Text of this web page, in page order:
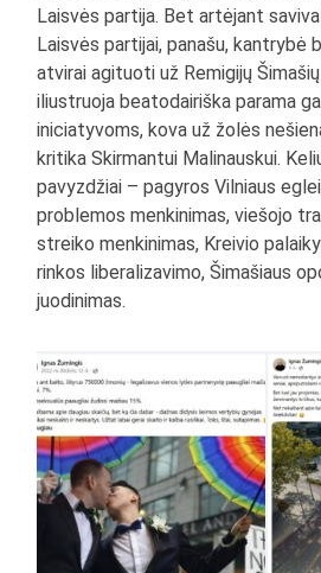
Laisvės partija. Bet artėjant
Laisvės partijai, panašu, kantrybė
atvirai agituoti už Remigijų
iliustruoja beatodairiška parama
iniciatyvoms, kova už žolės
kritika Skirmantui Malinauskui.
pavyzdžiai – pagyros Vilniaus
problemos menkinimas, viešojo
streiko menkinimas, Kreivio
rinkos liberalizavimo, Šimašiaus
juodinimas.